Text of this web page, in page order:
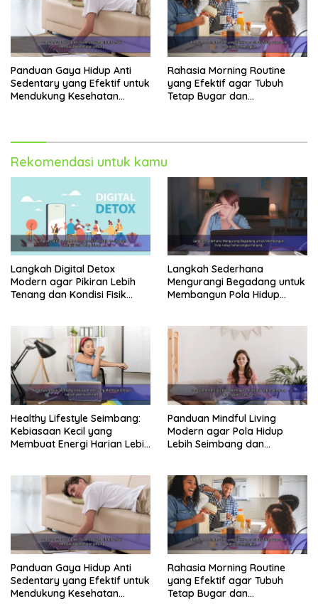
Panduan Gaya Hidup Anti
Sedentary yang Efektif untuk
Mendukung Kesehatan
Rahasia Morning Routine
yang Efektif agar Tubuh
Tetap Bugar dan
Rekomendasi untuk kamu
Langkah Digital Detox
Modern agar Pikiran Lebih
Tenang dan Kondisi Fisik
Langkah Sederhana
Mengurangi Begadang untuk
Membangun Pola Hidup
Healthy Lifestyle Seimbang:
Kebiasaan Kecil yang
Membuat Energi Harian Lebih
Panduan Mindful Living
Modern agar Pola Hidup
Lebih Seimbang dan
Panduan Gaya Hidup Anti
Sedentary yang Efektif untuk
Mendukung Kesehatan
Rahasia Morning Routine
yang Efektif agar Tubuh
Tetap Bugar dan